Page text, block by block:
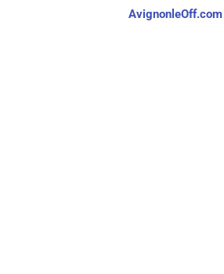
AvignonleOff.com